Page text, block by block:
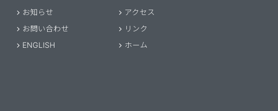
お知らせ
アクセス
お問い合わせ
リンク
ENGLISH
ホーム